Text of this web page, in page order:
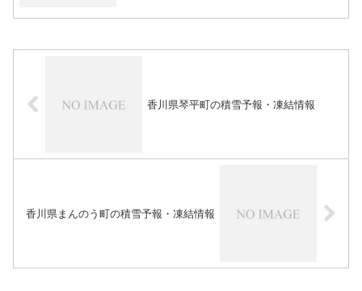
香川県琴平町の積雪予報・凍結情報
香川県まんのう町の積雪予報・凍結情報